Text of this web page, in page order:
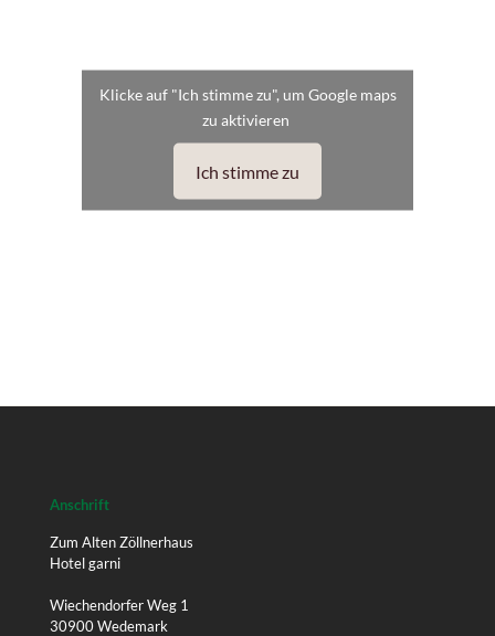
Klicke auf "Ich stimme zu", um Google maps
zu aktivieren
Ich stimme zu
Anschrift
Zum Alten Zöllnerhaus
Hotel garni
Wiechendorfer Weg 1
30900 Wedemark